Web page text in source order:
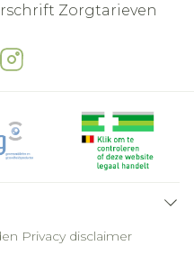
Zorgtarieven
Privacy disclaimer